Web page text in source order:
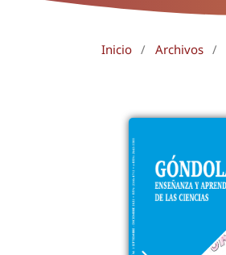
Inicio / Archivos /